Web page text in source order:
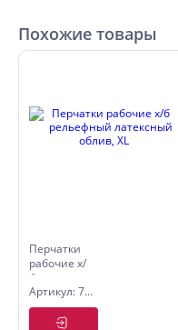
Похожие товары
Перчатки
рабочие х/
б
рельефный
латексный
облив, XL
Артикул: 7002265